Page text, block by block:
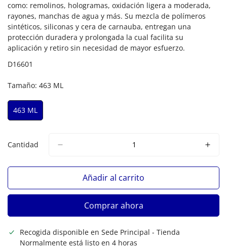
como: remolinos, hologramas, oxidación ligera a moderada,
rayones, manchas de agua y más. Su mezcla de polímeros
sintéticos, siliconas y cera de carnauba, entregan una
protección duradera y prolongada la cual facilita su
aplicación y retiro sin necesidad de mayor esfuerzo.
D16601
Tamaño: 463 ML
463 MLVariante
Agotada
No
Disponible
Cantidad
Añadir al carrito
Comprar ahora
Recogida disponible en Sede Principal - Tienda
Normalmente está listo en 4 horas